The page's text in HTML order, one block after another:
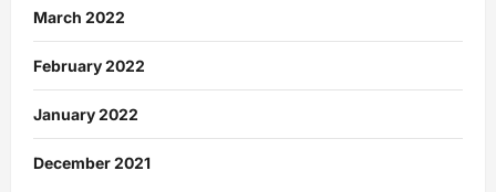
March 2022
February 2022
January 2022
December 2021